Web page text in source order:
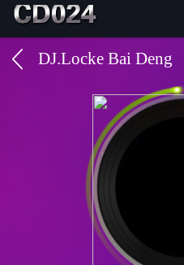
DJ.Locke Bai Deng